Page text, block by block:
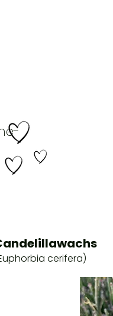
cerifera)